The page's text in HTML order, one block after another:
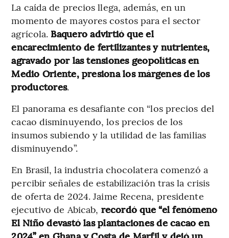
La caída de precios llega, además, en un
momento de mayores costos para el sector
agrícola. Baquero advirtió que el
encarecimiento de fertilizantes y nutrientes,
agravado por las tensiones geopolíticas en
Medio Oriente, presiona los márgenes de los
productores.
El panorama es desafiante con “los precios del
cacao disminuyendo, los precios de los
insumos subiendo y la utilidad de las familias
disminuyendo”.
En Brasil, la industria chocolatera comenzó a
percibir señales de estabilización tras la crisis
de oferta de 2024. Jaime Recena, presidente
ejecutivo de Abicab, recordó que “el fenómeno
El Niño devastó las plantaciones de cacao en